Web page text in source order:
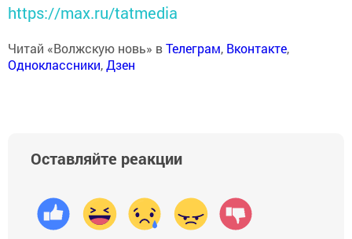
https://max.ru/tatmedia
Читай «Волжскую новь» вТелеграм, Вконтакте,
Одноклассники,Дзен
Оставляйте реакции